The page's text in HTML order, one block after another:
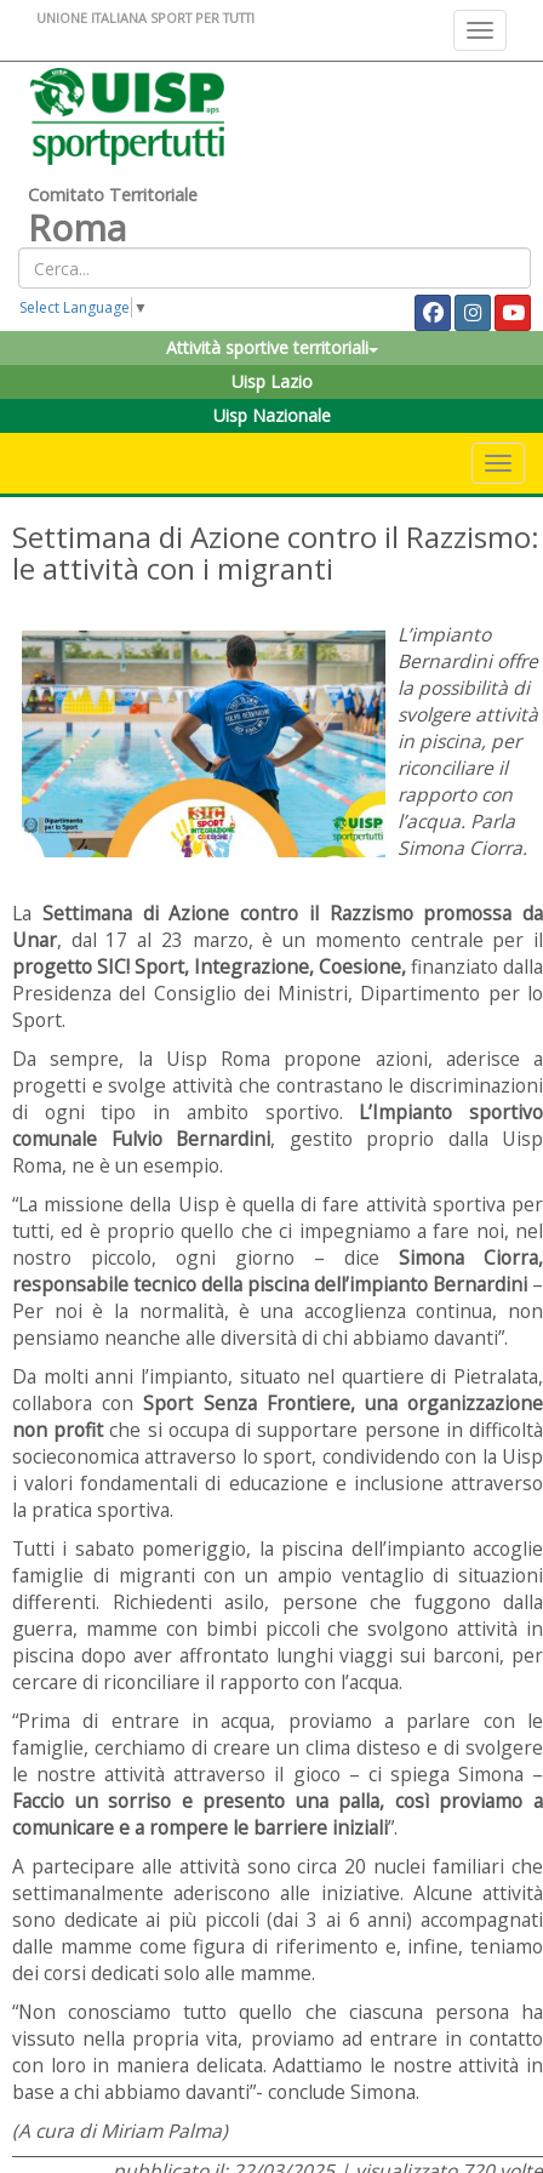
Toggle
UNIONE ITALIANA SPORT PER TUTTI
Comitato Territoriale
Roma
Select Language ▼
Attività sportive territoriali
Uisp Lazio
Uisp Nazionale
Settimana di Azione contro il Razzismo:
le attività con i migranti
L’impianto
Bernardini offre
la possibilità di
svolgere attività
in piscina, per
riconciliare il
rapporto con
l’acqua. Parla
Simona Ciorra.
La Settimana di Azione contro il Razzismo promossa da
Unar, dal 17 al 23 marzo, è un momento centrale per il
progetto SIC! Sport, Integrazione, Coesione,finanziato dalla
Presidenza del Consiglio dei Ministri, Dipartimento per lo
Sport.
Da sempre, la Uisp Roma propone azioni, aderisce a
progetti e svolge attività che contrastano le discriminazioni
di ogni tipo in ambito sportivo. L’Impianto sportivo
comunale Fulvio Bernardini, gestito proprio dalla Uisp
Roma, ne è un esempio.
“La missione della Uisp è quella di fare attività sportiva per
tutti, ed è proprio quello che ci impegniamo a fare noi, nel
nostro piccolo, ogni giorno – dice Simona Ciorra,
responsabile tecnico della piscina dell’impianto Bernardini –
Per noi è la normalità, è una accoglienza continua, non
pensiamo neanche alle diversità di chi abbiamo davanti”.
Da molti anni l’impianto, situato nel quartiere di Pietralata,
collabora conSport Senza Frontiere, una organizzazione
non profitche si occupa di supportare persone in difficoltà
socieconomica attraverso lo sport, condividendo con la Uisp
i valori fondamentali di educazione e inclusione attraverso
la pratica sportiva.
Tutti i sabato pomeriggio, la piscina dell’impianto accoglie
famiglie di migranti con un ampio ventaglio di situazioni
differenti. Richiedenti asilo, persone che fuggono dalla
guerra, mamme con bimbi piccoli che svolgono attività in
piscina dopo aver affrontato lunghi viaggi sui barconi, per
cercare di riconciliare il rapporto con l’acqua.
“Prima di entrare in acqua, proviamo a parlare con le
famiglie, cerchiamo di creare un clima disteso e di svolgere
le nostre attività attraverso il gioco – ci spiega Simona –
Faccio un sorriso e presento una palla, così proviamo a
comunicare e a rompere le barriere iniziali”.
A partecipare alle attività sono circa 20 nuclei familiari che
settimanalmente aderiscono alle iniziative. Alcune attività
sono dedicate ai più piccoli (dai 3 ai 6 anni) accompagnati
dalle mamme come figura di riferimento e, infine, teniamo
dei corsi dedicati solo alle mamme.
“Non conosciamo tutto quello che ciascuna persona ha
vissuto nella propria vita, proviamo ad entrare in contatto
con loro in maniera delicata. Adattiamo le nostre attività in
base a chi abbiamo davanti”- conclude Simona.
(A cura di Miriam Palma)